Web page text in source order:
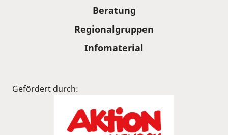
Beratung
Regionalgruppen
Infomaterial
Gefördert durch: